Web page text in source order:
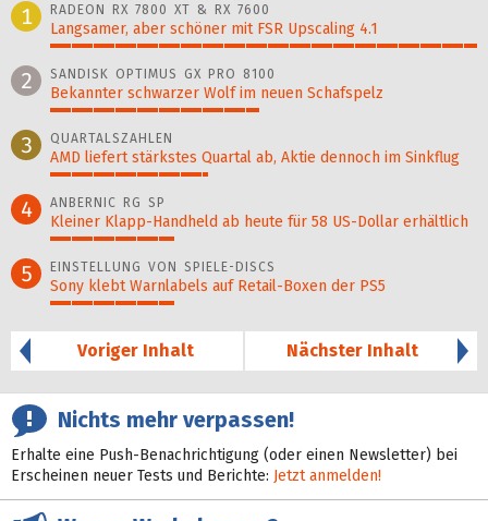
1
RADEON RX 7800 XT & RX 7600
Langsamer, aber schöner mit FSR Upscaling 4.1
100%
2 SANDISK OPTIMUS GX PRO 8100
Bekannter schwarzer Wolf im neuen Schafspelz
49%
3 QUARTALSZAHLEN
AMD liefert stärkstes Quartal ab, Aktie dennoch im Sinkflug
37%
4 ANBERNIC RG SP
Kleiner Klapp-Hand­held ab heute für 58 US-Dollar er­hält­lich
29%
5 EINSTELLUNG VON SPIELE-DISCS
Sony klebt Warnlabels auf Retail-Boxen der PS5
29%
Voriger Inhalt
Nächster Inhalt
Nichts mehr verpassen!
Erhalte eine Push-Benachrichtigung (oder einen Newsletter) bei
Erscheinen neuer Tests und Berichte: Jetzt anmelden!